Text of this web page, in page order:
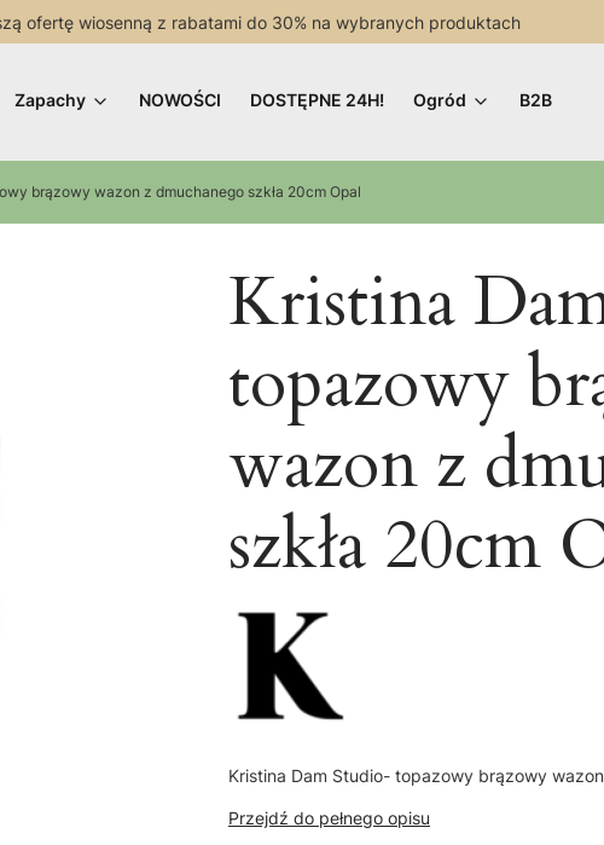
ofertę wiosenną z rabatami do 30% na wybranych produktach
Zapachy NOWOŚCI DOSTĘPNE 24H! Ogród B2B
brązowy wazon z dmuchanego szkła 20cm Opal
Kristina
topazowy
wazon z
szkła 20cm
Kristina Dam Studio- topazowy brązowy
Przejdź do pełnego opisu